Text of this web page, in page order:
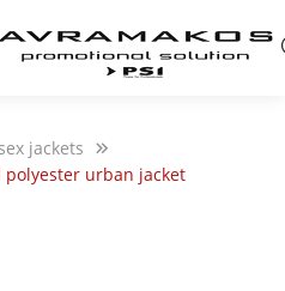
jackets
polyester urban jacket